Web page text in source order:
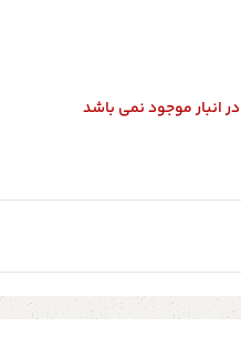
در انبار موجود نمی باشد